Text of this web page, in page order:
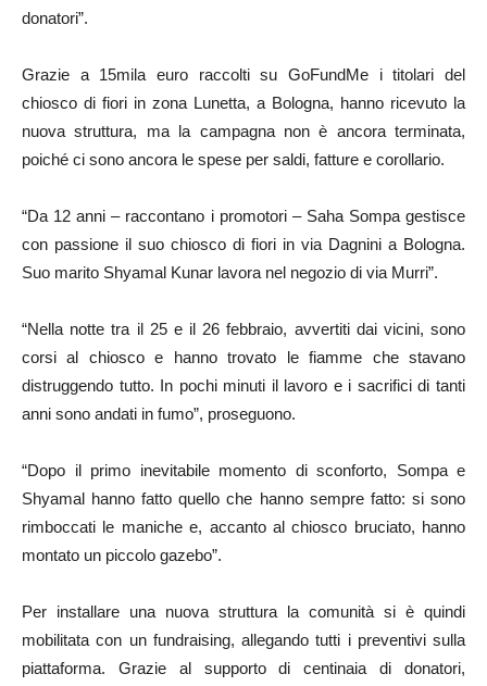
donatori”.
Grazie a 15mila euro raccolti su GoFundMe i titolari del
chiosco di fiori in zona Lunetta, a Bologna, hanno ricevuto la
nuova struttura, ma la campagna non è ancora terminata,
poiché ci sono ancora le spese per saldi, fatture e corollario.
“Da 12 anni – raccontano i promotori – Saha Sompa gestisce
con passione il suo chiosco di fiori in via Dagnini a Bologna.
Suo marito Shyamal Kunar lavora nel negozio di via Murri”.
“Nella notte tra il 25 e il 26 febbraio, avvertiti dai vicini, sono
corsi al chiosco e hanno trovato le fiamme che stavano
distruggendo tutto. In pochi minuti il lavoro e i sacrifici di tanti
anni sono andati in fumo”, proseguono.
“Dopo il primo inevitabile momento di sconforto, Sompa e
Shyamal hanno fatto quello che hanno sempre fatto: si sono
rimboccati le maniche e, accanto al chiosco bruciato, hanno
montato un piccolo gazebo”.
Per installare una nuova struttura la comunità si è quindi
mobilitata con un fundraising, allegando tutti i preventivi sulla
piattaforma. Grazie al supporto di centinaia di donatori,